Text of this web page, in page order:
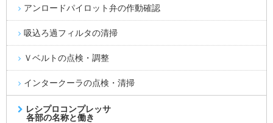
アンロードパイロット弁の作動確認
吸込ろ過フィルタの清掃
Ｖベルトの点検・調整
インタークーラの点検・清掃
レシプロコンプレッサ
各部の名称と働き